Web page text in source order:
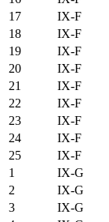
17
IX-F
18
IX-F
19
IX-F
20
IX-F
21
IX-F
22
IX-F
23
IX-F
24
IX-F
25
IX-F
1
IX-G
2
IX-G
3
IX-G